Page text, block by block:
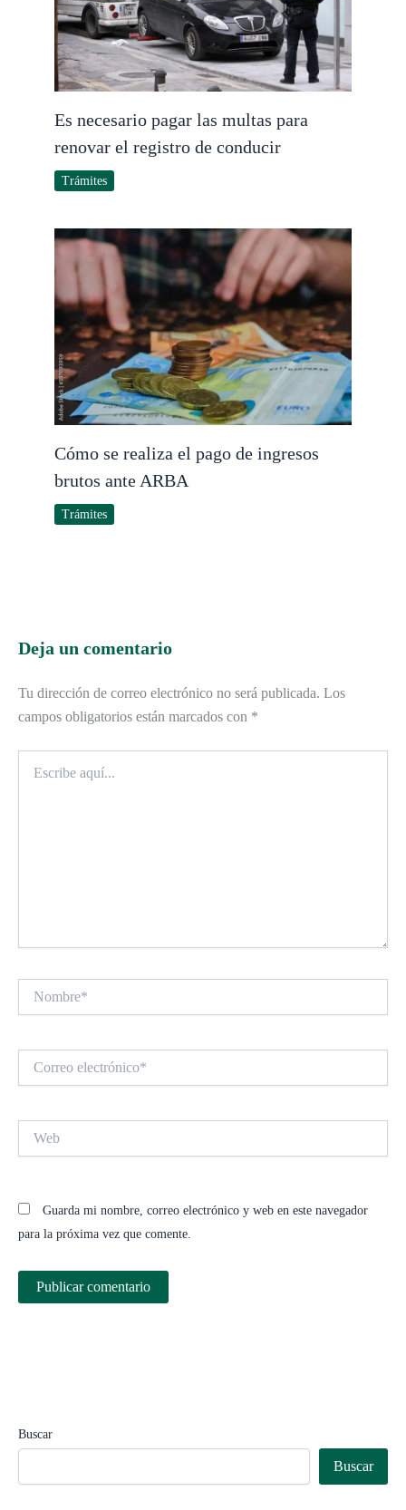
Es necesario pagar las multas para
renovar el registro de conducir
Trámites
Cómo se realiza el pago de ingresos
brutos ante ARBA
Trámites
Deja un comentario
Tu dirección de correo electrónico no será publicada. Los
campos obligatorios están marcados con *
aquí...
electrónico*
Guarda mi nombre, correo electrónico y web en este navegador
para la próxima vez que comente.
Buscar
Buscar